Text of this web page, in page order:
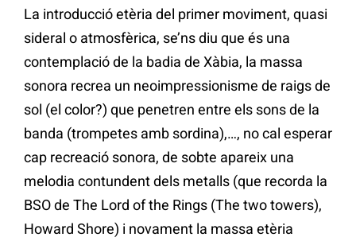
La introducció etèria del primer moviment, quasi
sideral o atmosfèrica, se’ns diu que és una
contemplació de la badia de Xàbia, la massa
sonora recrea un neoimpressionisme de raigs de
sol (el color?) que penetren entre els sons de la
banda (trompetes amb sordina),…, no cal esperar
cap recreació sonora, de sobte apareix una
melodia contundent dels metalls (que recorda la
BSO de The Lord of the Rings (The two towers),
Howard Shore) i novament la massa etèria